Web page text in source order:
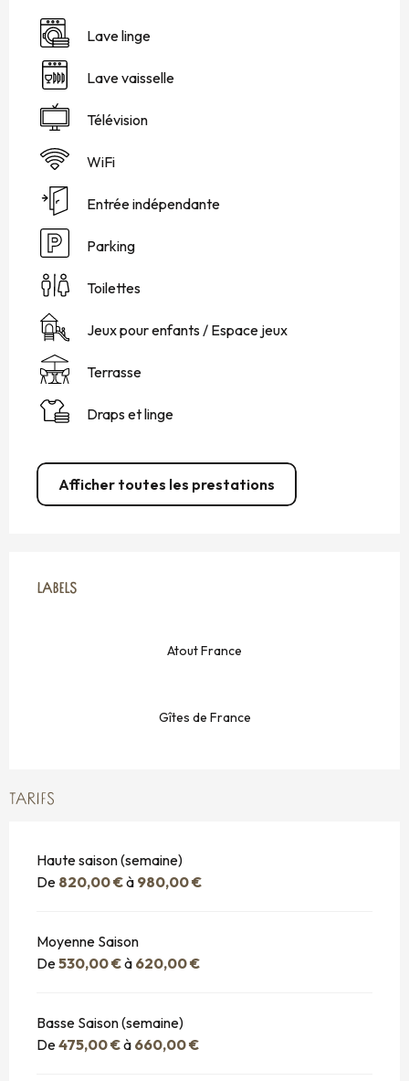
Lave linge
Lave vaisselle
Télévision
WiFi
Entrée indépendante
Parking
Toilettes
Jeux pour enfants / Espace jeux
Terrasse
Draps et linge
Afficher toutes les prestations
LABELS
LABELS
Atout France
Gîtes de France
TARIFS
Haute saison (semaine)
De 820,00 €à 980,00 €
Moyenne Saison
De530,00 €à 620,00 €
Basse Saison (semaine)
De475,00 €à 660,00 €